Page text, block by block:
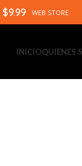
WEB STORE
INICIOQUIENES
2 vCPU